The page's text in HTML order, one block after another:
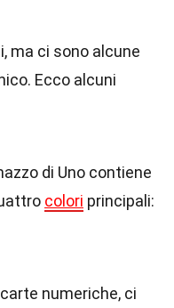
ma ci sono alcune
Ecco alcuni
di Uno contiene
colori principali:
numeriche, ci